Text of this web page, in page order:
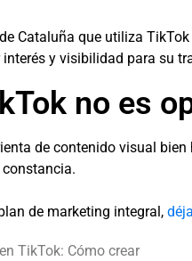
Cataluña que utiliza
y visibilidad para su
no es
de contenido visual
de marketing integral,